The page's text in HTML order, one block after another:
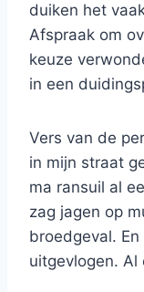
duiken het
Afspraak om
keuze
in een
Vers van de
in mijn straat
ma ransuil al
zag jagen op
broedgeval.
uitgevlogen. Al